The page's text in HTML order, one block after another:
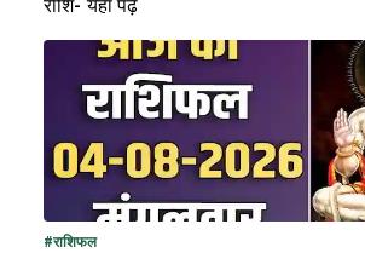
राशि- यहां पढ़ें
#राशिफल